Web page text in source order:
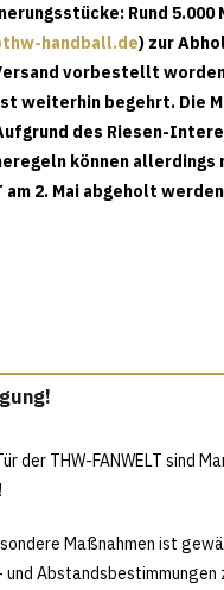
Rund 5.000
handball.de) zur
vorbestellt
weiterhin begehrt. Die
des Riesen-
können
2. Mai abgeholt
der THW-FANWELT sind
Maßnahmen ist
und Abstandsbestimmungen